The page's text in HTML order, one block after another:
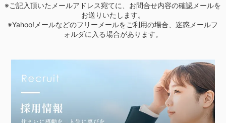
※ご記入頂いたメールアドレス宛てに、お問合せ内容の確認メールを
お送りいたします。
※Yahoo!メールなどのフリーメールをご利用の場合、迷惑メールフ
ォルダに入る場合があります。